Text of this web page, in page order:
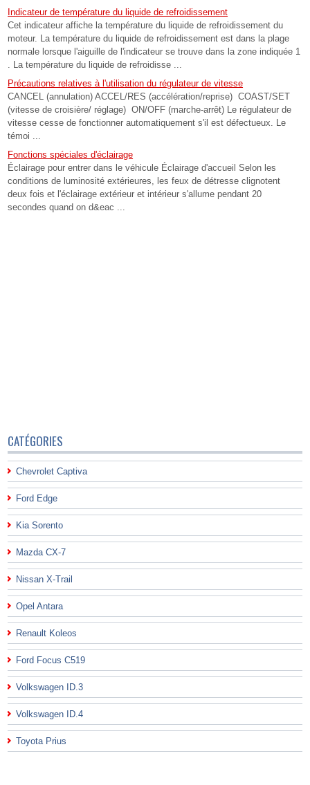
Indicateur de température du liquide de refroidissement
Cet indicateur affiche la température du liquide de refroidissement du
moteur. La température du liquide de refroidissement est dans la plage
normale lorsque l'aiguille de l'indicateur se trouve dans la zone indiquée 1
. La température du liquide de refroidisse ...
Précautions relatives à l'utilisation du régulateur de vitesse
CANCEL (annulation) ACCEL/RES (accélération/reprise) COAST/SET
(vitesse de croisière/ réglage) ON/OFF (marche-arrêt) Le régulateur de
vitesse cesse de fonctionner automatiquement s'il est défectueux. Le
témoi ...
Fonctions spéciales d'éclairage
Éclairage pour entrer dans le véhicule Éclairage d'accueil Selon les
conditions de luminosité extérieures, les feux de détresse clignotent
deux fois et l'éclairage extérieur et intérieur s'allume pendant 20
secondes quand on d&eac ...
CATÉGORIES
Chevrolet Captiva
Ford Edge
Kia Sorento
Mazda CX-7
Nissan X-Trail
Opel Antara
Renault Koleos
Ford Focus C519
Volkswagen ID.3
Volkswagen ID.4
Toyota Prius